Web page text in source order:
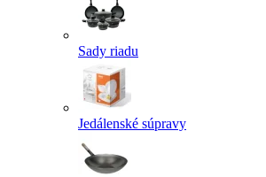
Sady riadu
Jedálenské súpravy